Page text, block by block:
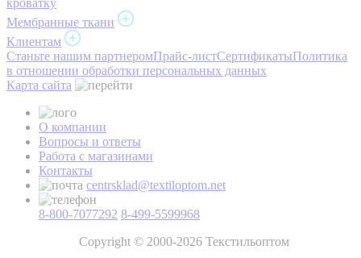
Мембранные ткани
Клиентам
Станьте нашим партнеромПрайс-листСертификатыПолитика
в отношении обработки персональных данных
Карта сайта
О компании
Вопросы и ответы
Работа с магазинами
Контакты
centrsklad@textiloptom.net
8-800-7077292 8-499-5599968
Copyright © 2000-2026 Текстильоптом